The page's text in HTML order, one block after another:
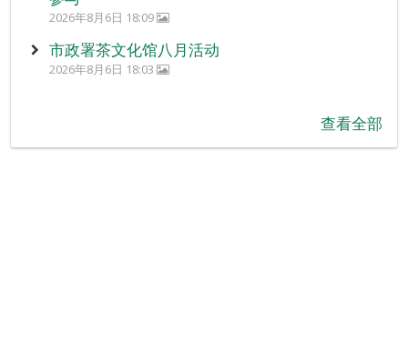
2026年8月6日 18:09
市政署茶文化馆八月活动
2026年8月6日 18:03
查看全部